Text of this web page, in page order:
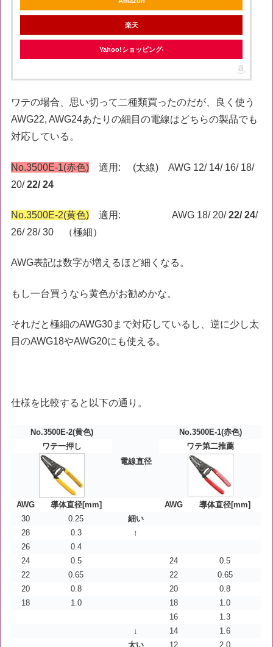
楽天
Yahoo!ショッピング
ワテの場合、思い切って二種類買ったのだが、良く使う
AWG22, AWG24あたりの細目の電線はどちらの製品でも
対応している。
No.3500E-1(赤色) 適用: (太線) AWG 12/ 14/ 16/ 18/
20/22/ 24
No.3500E-2(黄色) 適用: AWG 18/ 20/22/ 24/
26/ 28/ 30 （極細）
AWG表記は数字が増えるほど細くなる。
もし一台買うなら黄色がお勧めかな。
それだと極細のAWG30まで対応しているし、逆に少し太
目のAWG18やAWG20にも使える。
仕様を比較すると以下の通り。
No.3500E-2(黄色)
電線直径
No.3500E-1(赤色)
ワテ一押し
ワテ第二推薦
AWG 導体直径[mm] AWG
導体直径[mm]
30
0.25
細い
28
0.3
↑
26
0.4
24
0.5 24
0.5
22
0.65 22
0.65
20
0.8 20
0.8
18
1.0 18
1.0
16
1.3
↓
14
1.6
太い
12 2.0